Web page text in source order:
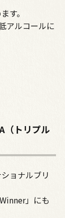
す。
アルコールに
（トリプル
ョナルブリ
」にも